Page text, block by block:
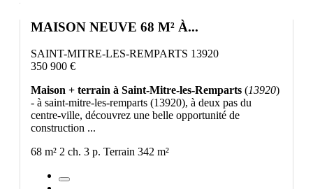
MAISON NEUVE 68 M² À...
SAINT-MITRE-LES-REMPARTS 13920
350 900 €
Maison + terrain à Saint-Mitre-les-Remparts (13920)
- à saint-mitre-les-remparts (13920), à deux pas du
centre-ville, découvrez une belle opportunité de
construction ...
68 m² 2 ch. 3 p. Terrain 342 m²